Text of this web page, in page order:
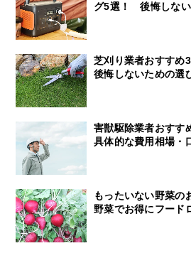
グ5選！ 後悔しな
芝刈り業者おすす
後悔しないための選
害獣駆除業者おすす
具体的な費用相場・
もったいない野菜の
野菜でお得にフード